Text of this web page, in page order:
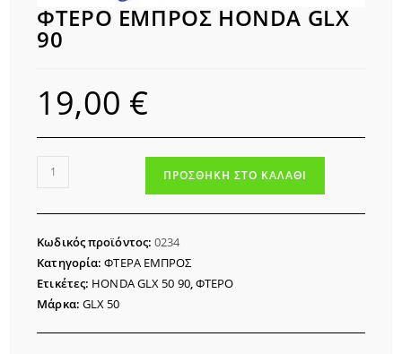
ΦΤΕΡΟ ΕΜΠΡΟΣ HONDA GLX
90
19,00 €
ΦΤΕΡΟ
HONDA
90
ποσότητα
ΠΡΟΣΘΉΚΗ ΣΤΟ ΚΑΛΆΘΙ
Κωδικός προϊόντος:0234
Κατηγορία:ΦΤΕΡΑ ΕΜΠΡΟΣ
Ετικέτες: HONDA GLX 50 90, ΦΤΕΡΟ
Μάρκα: GLX 50